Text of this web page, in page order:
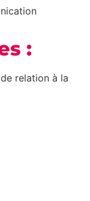
:
relation à la